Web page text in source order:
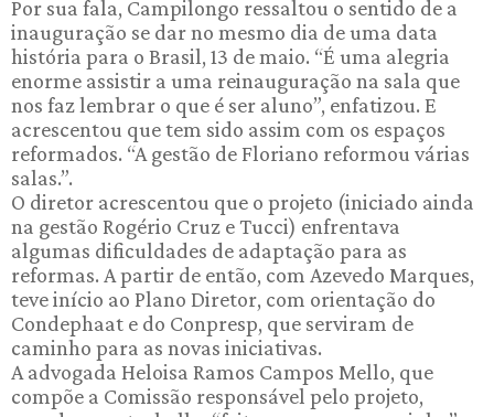
Por sua fala, Campilongo ressaltou o sentido de a
inauguração se dar no mesmo dia de uma data
história para o Brasil, 13 de maio. “É uma alegria
enorme assistir a uma reinauguração na sala que
nos faz lembrar o que é ser aluno”, enfatizou. E
acrescentou que tem sido assim com os espaços
reformados. “A gestão de Floriano reformou várias
salas.”.
O diretor acrescentou que o projeto (iniciado ainda
na gestão Rogério Cruz e Tucci) enfrentava
algumas dificuldades de adaptação para as
reformas. A partir de então, com Azevedo Marques,
teve início ao Plano Diretor, com orientação do
Condephaat e do Conpresp, que serviram de
caminho para as novas iniciativas.
A advogada Heloisa Ramos Campos Mello, que
compõe a Comissão responsável pelo projeto,